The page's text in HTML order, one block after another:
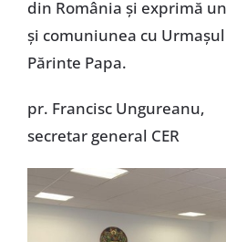
din România și exprimă
și comuniunea cu
Părinte Papa.
pr. Francisc Ungureanu,
secretar general CER